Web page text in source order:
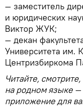
— заместитель
и юридических
Виктор ЖУК;
— декан
Университета им.
Центризбиркома
Читайте,
на родном языке —
приложение для